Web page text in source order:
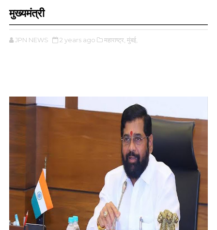
मुख्यमंत्री
JPN NEWS 2 years ago महाराष्ट्र, मुंबई,